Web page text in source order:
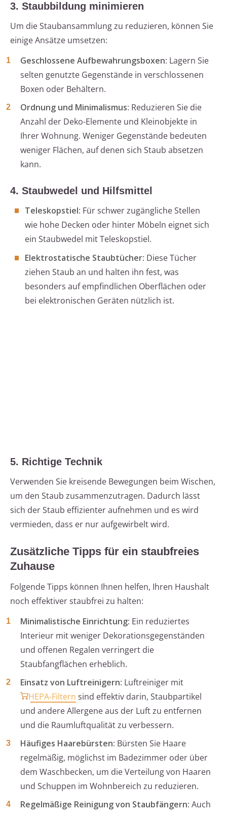
3. Staubbildung minimieren
Um die Staubansammlung zu reduzieren, können Sie
einige Ansätze umsetzen:
Geschlossene Aufbewahrungsboxen: Lagern Sie
selten genutzte Gegenstände in verschlossenen
Boxen oder Behältern.
Ordnung und Minimalismus: Reduzieren Sie die
Anzahl der Deko-Elemente und Kleinobjekte in
Ihrer Wohnung. Weniger Gegenstände bedeuten
weniger Flächen, auf denen sich Staub absetzen
kann.
4. Staubwedel und Hilfsmittel
Teleskopstiel: Für schwer zugängliche Stellen
wie hohe Decken oder hinter Möbeln eignet sich
ein Staubwedel mit Teleskopstiel.
Elektrostatische Staubtücher: Diese Tücher
ziehen Staub an und halten ihn fest, was
besonders auf empfindlichen Oberflächen oder
bei elektronischen Geräten nützlich ist.
5. Richtige Technik
Verwenden Sie kreisende Bewegungen beim Wischen,
um den Staub zusammenzutragen. Dadurch lässt
sich der Staub effizienter aufnehmen und es wird
vermieden, dass er nur aufgewirbelt wird.
Zusätzliche Tipps für ein staubfreies
Zuhause
Folgende Tipps können Ihnen helfen, Ihren Haushalt
noch effektiver staubfrei zu halten:
Minimalistische Einrichtung: Ein reduziertes
Interieur mit weniger Dekorationsgegenständen
und offenen Regalen verringert die
Staubfangflächen erheblich.
Einsatz von Luftreinigern: Luftreiniger mit
HEPA-Filtern sind effektiv darin, Staubpartikel
und andere Allergene aus der Luft zu entfernen
und die Raumluftqualität zu verbessern.
Häufiges Haarebürsten: Bürsten Sie Haare
regelmäßig, möglichst im Badezimmer oder über
dem Waschbecken, um die Verteilung von Haaren
und Schuppen im Wohnbereich zu reduzieren.
Regelmäßige Reinigung von Staubfängern: Auch